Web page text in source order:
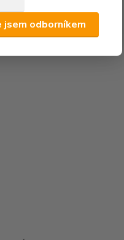
jsem odborníkem